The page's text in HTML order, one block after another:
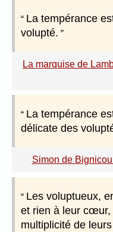
La tempérance
volupté.
La marquise de
La tempérance
délicate des
Simon de
Les voluptueux,
et rien à leur cœur,
multiplicité de